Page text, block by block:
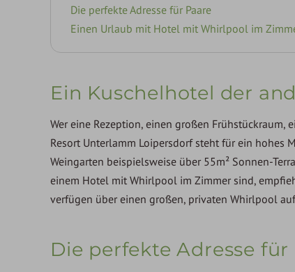
Die perfekte Adresse für Paare
Einen Urlaub mit Hotel mit Whirlpool im
Ein Kuschelhotel der
Wer eine Rezeption, einen großen
Resort Unterlamm Loipersdorf steht für ein hohes
Weingarten beispielsweise über 55m² Sonnen-
einem Hotel mit Whirlpool im Zimmer sind,
verfügen über einen großen, privaten Whirlpool
Die perfekte Adresse für